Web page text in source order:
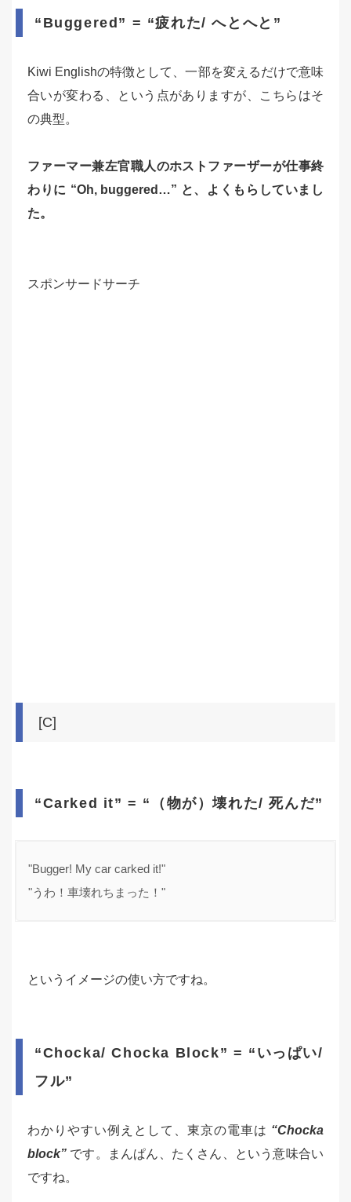
“Buggered” = “疲れた/ へとへと”
Kiwi Englishの特徴として、一部を変えるだけで意味
合いが変わる、という点がありますが、こちらはそ
の典型。
ファーマー兼左官職人のホストファーザーが仕事終
わりに “Oh, buggered…” と、よくもらしていまし
た。
スポンサードサーチ
[C]
“Carked it” = “（物が）壊れた/ 死んだ”
"Bugger! My car carked it!"
"うわ！車壊れちまった！"
というイメージの使い方ですね。
“Chocka/ Chocka Block” = “いっぱい/
フル”
わかりやすい例えとして、東京の電車は “Chocka
block” です。まんぱん、たくさん、という意味合い
ですね。